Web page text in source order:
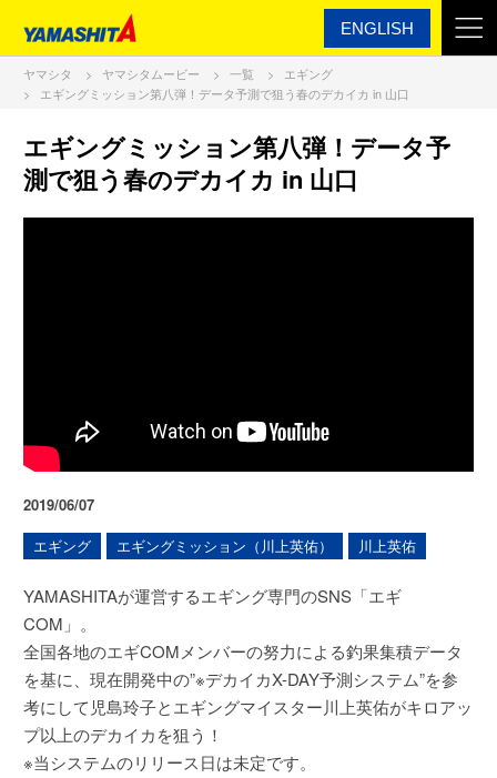
ENGLISH
ヤマシタ ヤマシタムービー 一覧
エギング
エギングミッション第八弾！データ予測で狙う春のデカイカ in 山口
エギングミッション第八弾！データ予
測で狙う春のデカイカ in 山口
2019/06/07
エギング
エギングミッション（川上英佑） 川上英佑
YAMASHITAが運営するエギング専門のSNS「エギ
COM」。
全国各地のエギCOMメンバーの努力による釣果集積データ
を基に、現在開発中の”※デカイカX-DAY予測システム”を参
考にして児島玲子とエギングマイスター川上英佑がキロアッ
プ以上のデカイカを狙う！
※当システムのリリース日は未定です。